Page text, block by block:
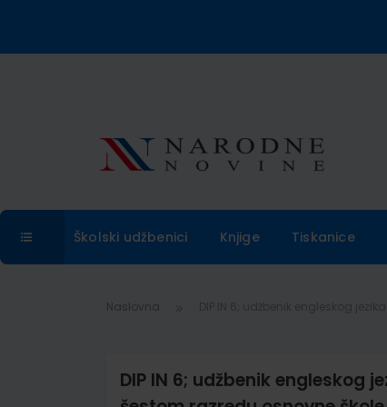
Školski udžbenici Knjige Tiskanice
Naslovna
DIP IN 6; udžbenik